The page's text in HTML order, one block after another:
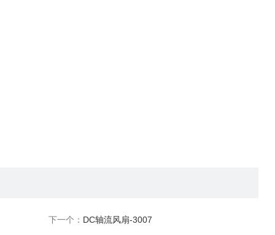
下一个： DC轴流风扇-3007